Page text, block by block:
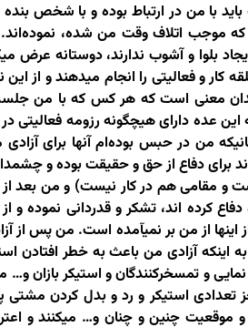
با من در ارتباط بوده و با شخص
موجب اتلاف وقت من شده،
بلوا و آشوب ندارند، دوستانه عرض
و فعالیتی را انجام میدهند و از
معنی است که هر کس که با من جلسه
عده دارای هیچگونه رزومه فعالیتی
من در حبس بوده‌ام آنها برای آزادی
برای دفاع از حق و حقیقت بوده و
و مقامی هم در کار نیست) و من بعد از
کرده اند، تشکر و قدردانی نموده و
اینها از من بر نمیآمده است. من پس
اینکه آزادی من باعث به خطر افتادن
و تمسخرکنندگان و استیکر بازان
تعدادی استیکر و رد و بدل کردن مشتی
و موقعیت چنین و چنان و… میکنند و